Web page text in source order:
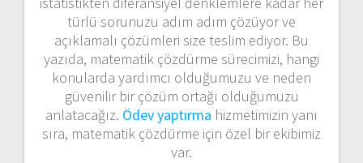
türlü sorunuzu adım adım çözüyor ve
açıklamalı çözümleri size teslim ediyor. Bu
yazıda, matematik çözdürme sürecimizi, hangi
konularda yardımcı olduğumuzu ve neden
güvenilir bir çözüm ortağı olduğumuzu
anlatacağız. Ödev yaptırma hizmetimizin yanı
sıra, matematik çözdürme için özel bir ekibimiz
var.